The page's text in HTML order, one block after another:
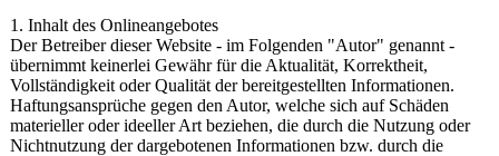
1. Inhalt des Onlineangebotes
Der Betreiber dieser Website - im Folgenden "Autor" genannt -
übernimmt keinerlei Gewähr für die Aktualität, Korrektheit,
Vollständigkeit oder Qualität der bereitgestellten Informationen.
Haftungsansprüche gegen den Autor, welche sich auf Schäden
materieller oder ideeller Art beziehen, die durch die Nutzung oder
Nichtnutzung der dargebotenen Informationen bzw. durch die